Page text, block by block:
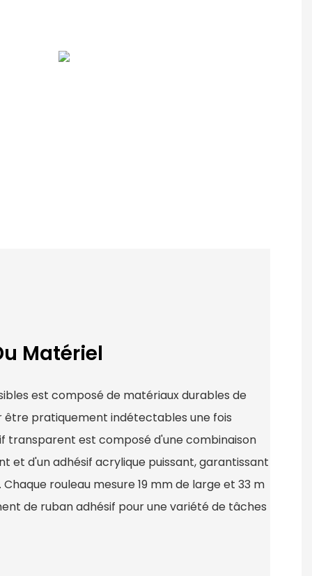
Matériel
est composé de matériaux durables de
être pratiquement indétectables une fois
transparent est composé d'une combinaison
et d'un adhésif acrylique puissant, garantissant
rouleau mesure 19 mm de large et 33 m
de ruban adhésif pour une variété de tâches